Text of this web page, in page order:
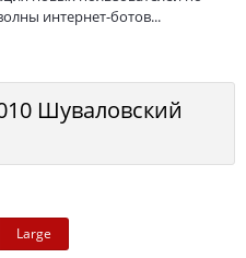
интернет-ботов...
Шуваловский
Large